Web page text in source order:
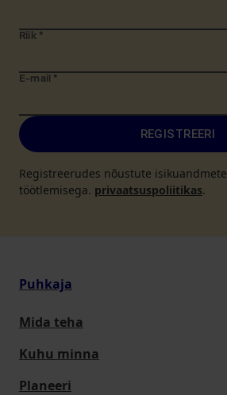
Riik *
E-mail *
REGISTREERI
Registreerudes nõustute isikuandmete
töötlemisega. privaatsuspoliitikas.
Puhkaja
Mida teha
Kuhu minna
Planeeri